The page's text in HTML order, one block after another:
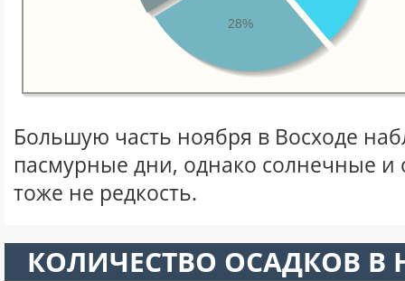
28%
Большую часть ноября в Восходе
пасмурные дни, однако солнечные
тоже не редкость.
КОЛИЧЕСТВО ОСАДКОВ В